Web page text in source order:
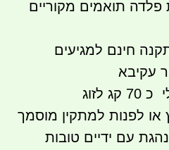
פלדה תואמים מקוריים
חינם למגיעים
עקיבא
או לפנות למתקין מוסמך
עם ידיים טובות